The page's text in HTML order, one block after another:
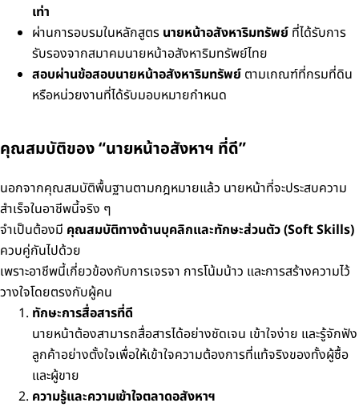
เท่า
ผ่านการอบรมในหลักสูตร นายหน้าอสังหาริมทรัพย์ ที่ได้รับการ
รับรองจากสมาคมนายหน้าอสังหาริมทรัพย์ไทย
สอบผ่านข้อสอบนายหน้าอสังหาริมทรัพย์ ตามเกณฑ์ที่กรมที่ดิน
หรือหน่วยงานที่ได้รับมอบหมายกำหนด
คุณสมบัติของ “นายหน้าอสังหาฯ ที่ดี”
นอกจากคุณสมบัติพื้นฐานตามกฎหมายแล้ว นายหน้าที่จะประสบความ
สำเร็จในอาชีพนี้จริง ๆ
จำเป็นต้องมี คุณสมบัติทางด้านบุคลิกและทักษะส่วนตัว (Soft Skills)
ควบคู่กันไปด้วย
เพราะอาชีพนี้เกี่ยวข้องกับการเจรจา การโน้มน้าว และการสร้างความไว้
วางใจโดยตรงกับผู้คน
ทักษะการสื่อสารที่ดี
นายหน้าต้องสามารถสื่อสารได้อย่างชัดเจน เข้าใจง่าย และรู้จักฟัง
ลูกค้าอย่างตั้งใจเพื่อให้เข้าใจความต้องการที่แท้จริงของทั้งผู้ซื้อ
และผู้ขาย
ความรู้และความเข้าใจตลาดอสังหาฯ